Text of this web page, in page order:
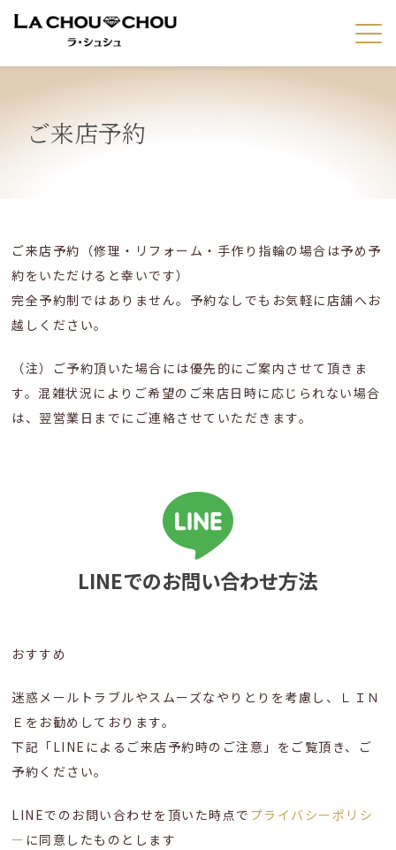
ご来店予約
ご来店予約（修理・リフォーム・手作り指輪の場合は予め予
約をいただけると幸いです）
完全予約制ではありません。予約なしでもお気軽に店舗へお
越しください。
（注）ご予約頂いた場合には優先的にご案内させて頂きま
す。混雑状況によりご希望のご来店日時に応じられない場合
は、翌営業日までにご連絡させていただきます。
LINEでのお問い合わせ方法
おすすめ
迷惑メールトラブルやスムーズなやりとりを考慮し、ＬＩＮ
Ｅをお勧めしております。
下記「LINEによるご来店予約時のご注意」をご覧頂き、ご
予約ください。
LINEでのお問い合わせを頂いた時点で プライバシーポリシ
ー に同意したものとします